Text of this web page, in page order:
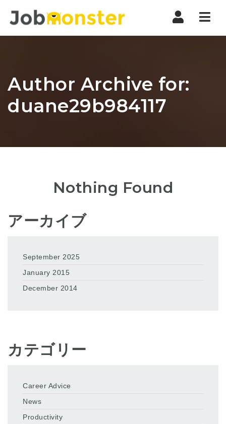
Author Archive for:
duane29b984117
Nothing Found
アーカイブ
September 2025
January 2015
December 2014
カテゴリー
Career Advice
News
Productivity